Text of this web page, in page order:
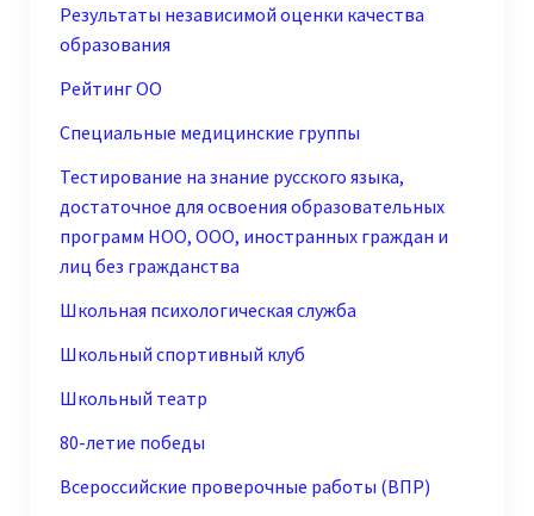
Результаты независимой оценки качества
образования
Рейтинг ОО
Специальные медицинские группы
Тестирование на знание русского языка,
достаточное для освоения образовательных
программ НОО, ООО, иностранных граждан и
лиц без гражданства
Школьная психологическая служба
Школьный спортивный клуб
Школьный театр
80-летие победы
Всероссийские проверочные работы (ВПР)